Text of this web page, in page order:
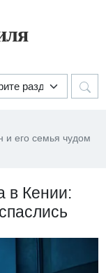
и его семья чудом
в Кении: